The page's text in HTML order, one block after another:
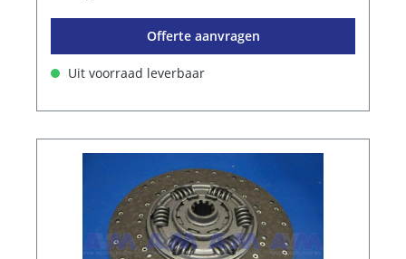
Offerte aanvragen
Uit voorraad leverbaar